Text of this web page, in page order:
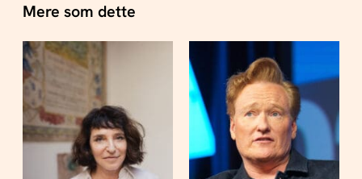
Mere som dette